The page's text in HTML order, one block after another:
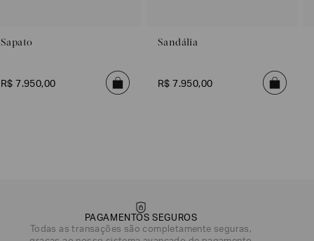
Sapato
R$ 7 .950,00
Sandália
R$ 7 .950,00
PAGAMENTOS SEGUROS
Todas as transações são completamente seguras,